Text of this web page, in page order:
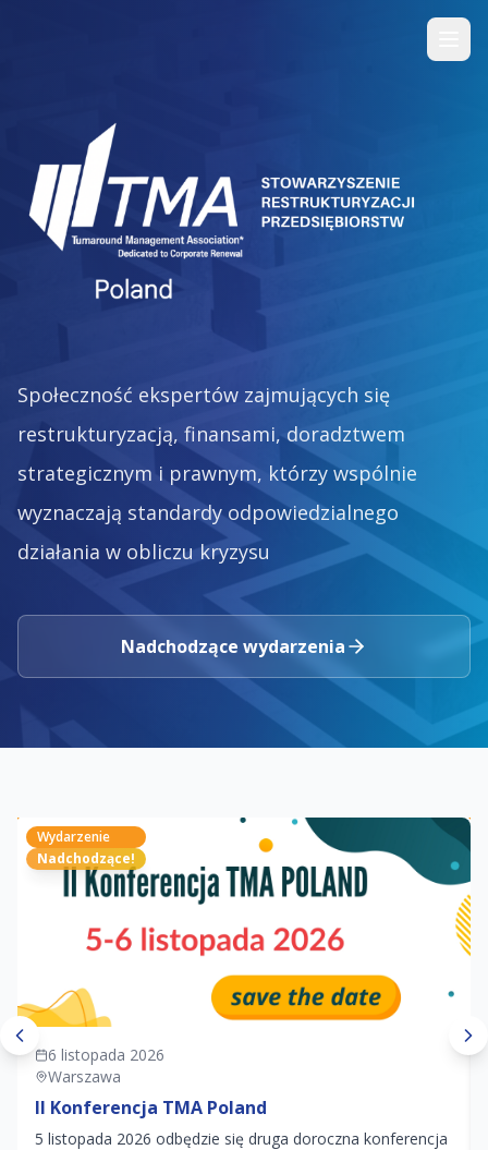
Społeczność ekspertów zajmujących się
restrukturyzacją, finansami, doradztwem
strategicznym i prawnym, którzy wspólnie
wyznaczają standardy odpowiedzialnego
działania w obliczu kryzysu
Nadchodzące wydarzenia
Wydarzenie
Nadchodzące!
6 listopada 2026
Warszawa
II Konferencja TMA Poland
5 listopada 2026 odbędzie się druga doroczna konferencja